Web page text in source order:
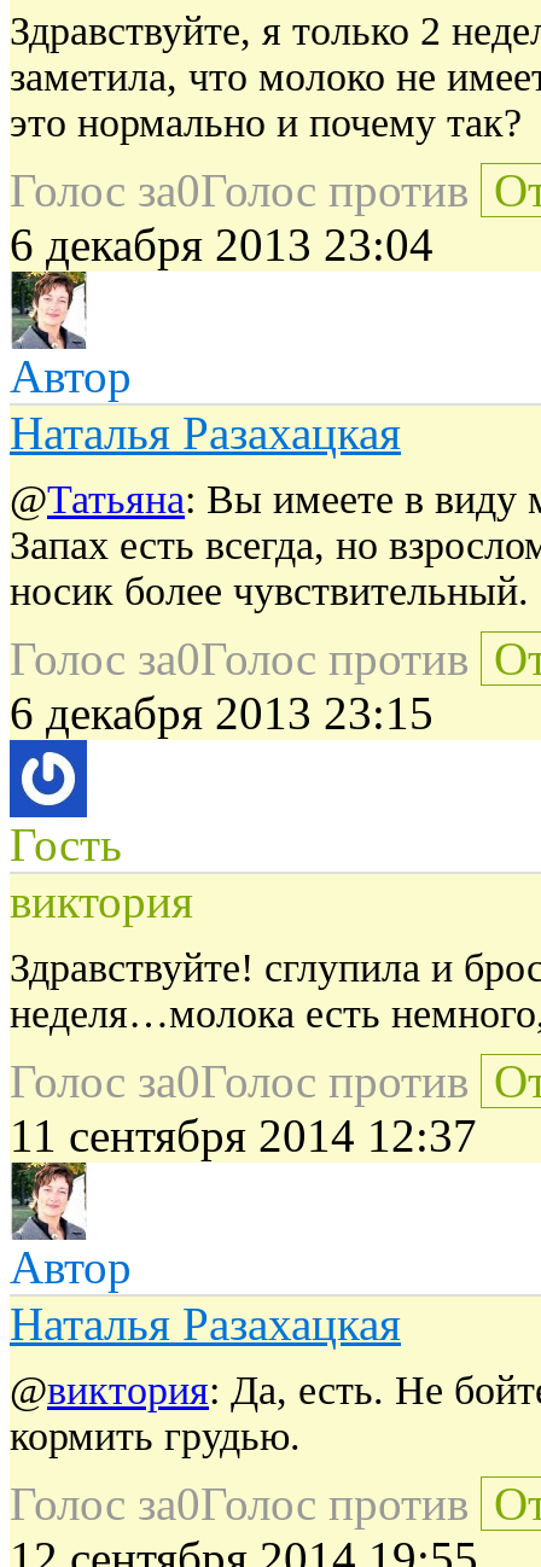
Здравствуйте, я только 2
заметила, что молоко не
это нормально и почему так?
Голос за0Голос против
6 декабря 2013 23:04
Автор
Наталья Разахацкая
@Татьяна: Вы имеете в виду
Запах есть всегда, но
носик более чувствительный.
Голос за0Голос против
6 декабря 2013 23:15
Гость
виктория
Здравствуйте! сглупила и
неделя…молока есть
Голос за0Голос против
11 сентября 2014 12:37
Автор
Наталья Разахацкая
@виктория: Да, есть. Не
кормить грудью.
Голос за0Голос против